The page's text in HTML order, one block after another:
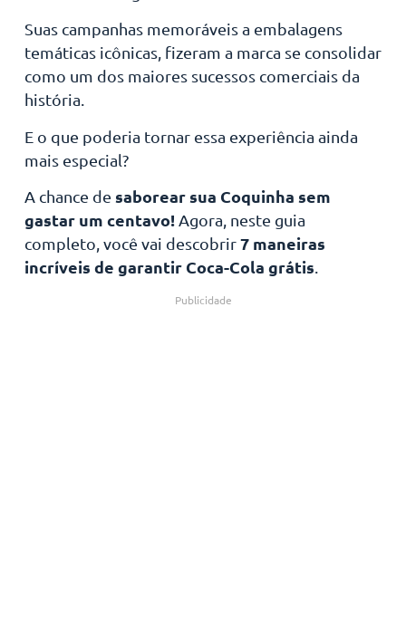
Suas campanhas memoráveis ​​a embalagens
temáticas icônicas, fizeram a marca se consolidar
como um dos maiores sucessos comerciais da
história.
E o que poderia tornar essa experiência ainda
mais especial?
A chance de saborear sua Coquinha sem
gastar um centavo! Agora, neste guia
completo, você vai descobrir7 maneiras
incríveis de garantir Coca-Cola grátis
Publicidade